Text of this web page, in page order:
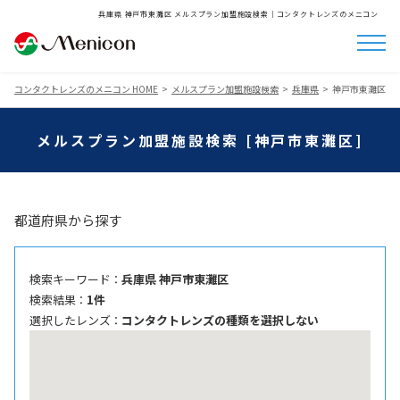
兵庫県 神戸市東灘区 メルスプラン加盟施設検索│コンタクトレンズのメニコン
コンタクトレンズのメニコン HOME メルスプラン加盟施設検索 兵庫県 神戸市東灘区
メルスプラン加盟施設検索 [神戸市東灘区]
都道府県から探す
検索キーワード ： 兵庫県 神戸市東灘区
検索結果 ： 1件
選択したレンズ ： コンタクトレンズの種類を選択しない